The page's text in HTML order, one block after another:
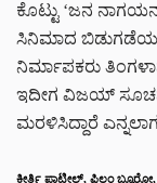
ಕೊಟ್ಟು ‘ಜನ
ಸಿನಿಮಾದ
ನಿರ್ಮಾಪಕರು
ಇದೀಗ ವಿಜಯ್
ಮರಳಿಸಿದ್ದಾರೆ
ಕೀರ್ತಿ ಪಾಟೀಲ್, ಫಿಲಂ ಬ್ಯೂರೋ,